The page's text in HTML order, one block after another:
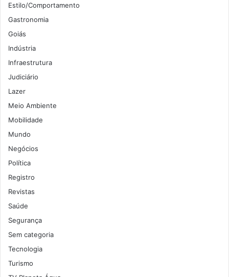
Estilo/Comportamento
Gastronomia
Goiás
Indústria
Infraestrutura
Judiciário
Lazer
Meio Ambiente
Mobilidade
Mundo
Negócios
Política
Registro
Revistas
Saúde
Segurança
Sem categoria
Tecnologia
Turismo